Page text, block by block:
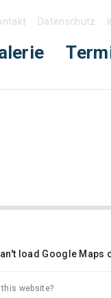
Datenschutz
Edingen
6 - Edingen-
load Google Maps
this website?